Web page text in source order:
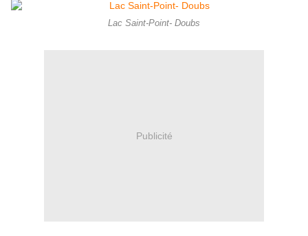
Lac Saint-Point- Doubs
Publicité